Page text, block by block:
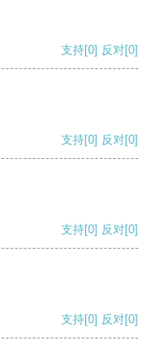
支持[0] 反对[0]
支持[0] 反对[0]
支持[0] 反对[0]
支持[0] 反对[0]